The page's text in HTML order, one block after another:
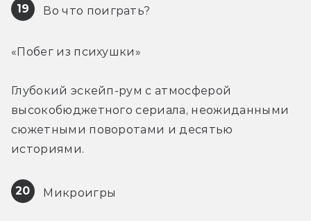
19 Во что поиграть?
«Побег из психушки»
Глубокий эскейп-рум с атмосферой
высокобюджетного сериала, неожиданными
сюжетными поворотами и десятью
историями.
20 Микроигры